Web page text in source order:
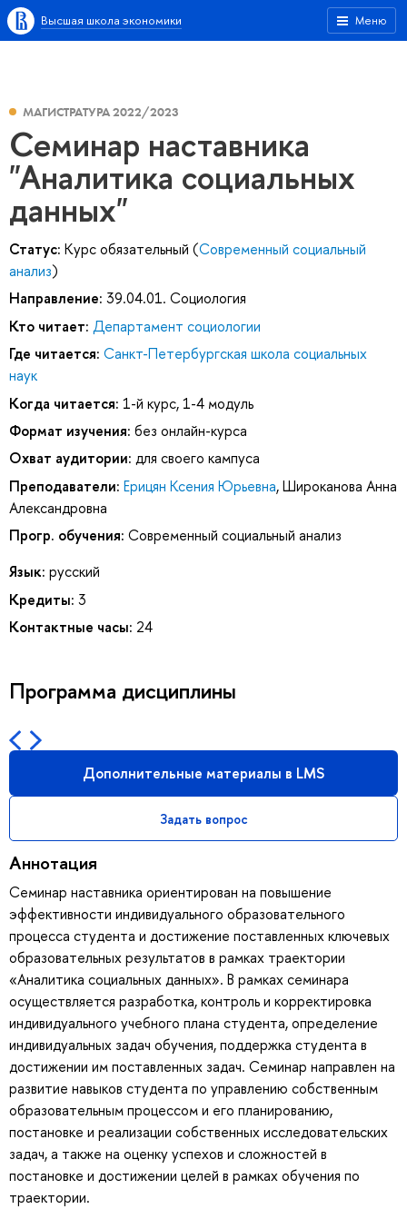
Меню
Высшая школа экономики
МАГИСТРАТУРА 2022/2023
Семинар наставника
"Аналитика социальных
данных"
Статус: Курс обязательный (Современный социальный
анализ)
Направление: 39.04.01. Социология
Кто читает: Департамент социологии
Где читается: Санкт-Петербургская школа социальных
наук
Когда читается: 1-й курс, 1-4 модуль
Формат изучения: без онлайн-курса
Охват аудитории: для своего кампуса
Преподаватели: Ерицян Ксения Юрьевна,Широканова Анна
Александровна
Прогр. обучения: Современный социальный анализ
Язык: русский
Кредиты: 3
Контактные часы: 24
Программа дисциплины
Дополнительные материалы в LMS
Задать вопрос
Аннотация
Семинар наставника ориентирован на повышение
эффективности индивидуального образовательного
процесса студента и достижение поставленных ключевых
образовательных результатов в рамках траектории
«Аналитика социальных данных». В рамках семинара
осуществляется разработка, контроль и корректировка
индивидуального учебного плана студента, определение
индивидуальных задач обучения, поддержка студента в
достижении им поставленных задач. Семинар направлен на
развитие навыков студента по управлению собственным
образовательным процессом и его планированию,
постановке и реализации собственных исследовательских
задач, а также на оценку успехов и сложностей в
постановке и достижении целей в рамках обучения по
траектории.